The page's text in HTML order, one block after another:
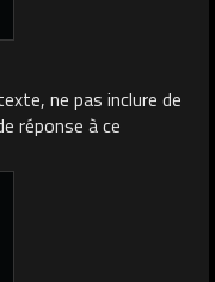
ne pas inclure de
réponse à ce